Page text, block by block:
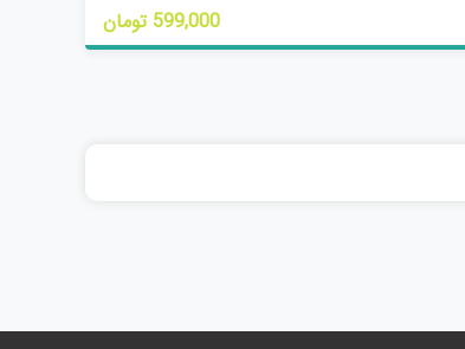
599,000 تومان